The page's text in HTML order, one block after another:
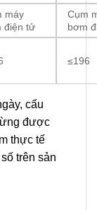
máy
điện tử
Cụm
bơm
≤196
cấu
được
thực tế
trên sản